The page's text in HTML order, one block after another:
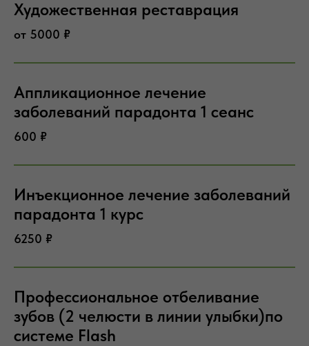
Художественная реставрация
от 5000 ₽
Аппликационное лечение
заболеваний парадонта 1 сеанс
600 ₽
Инъекционное лечение заболеваний
парадонта 1 курс
6250 ₽
Профессиональное отбеливание
зубов (2 челюсти в линии улыбки)по
системе Flash